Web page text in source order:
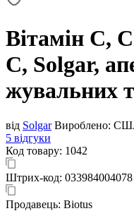
Вітамін С,
C, Solgar,
жувальних
від Solgar Вироблено:
5 відгуки
Код товару: 1042
Штрих-код: 033984004078
Продавець: Biotus